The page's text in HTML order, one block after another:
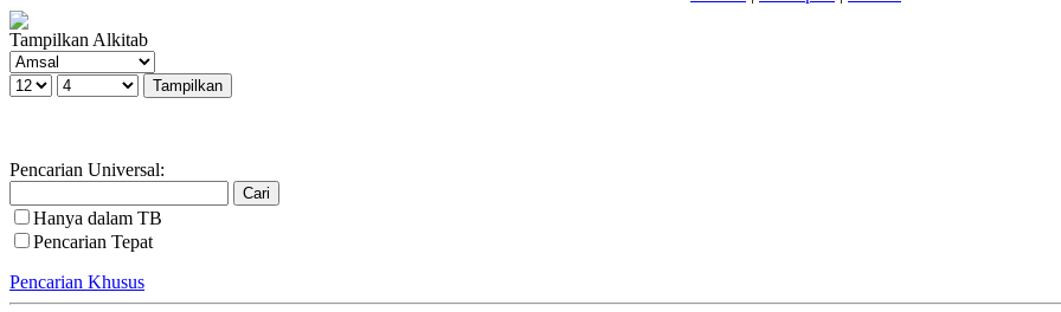
Tampilkan Alkitab
Pencarian Universal:
Hanya dalam TB
Pencarian Tepat
Pencarian Khusus